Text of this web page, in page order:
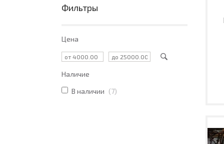
Фильтры
Цена
Наличие
В наличии
7